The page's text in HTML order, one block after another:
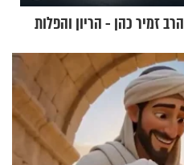
הרב זמיר כהן - הריון והפלות